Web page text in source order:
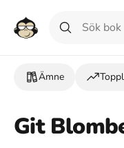
Ämne
Git